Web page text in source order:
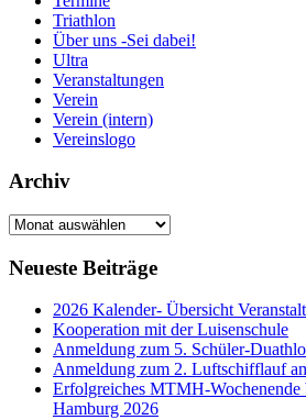
Triathlon
Über uns -Sei dabei!
Ultra
Veranstaltungen
Verein
Verein (intern)
Vereinslogo
Archiv
Archiv
Neueste Beiträge
2026 Kalender- Übersicht
Kooperation mit der Luisenschule
Anmeldung zum 5. Schüler-
Anmeldung zum 2. Luftschifflauf
Erfolgreiches MTMH-
Hamburg 2026